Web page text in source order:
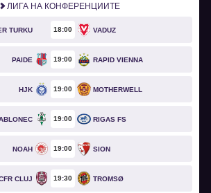
ЛИГА НА КОНФЕРЕНЦИИТЕ
TURKU 18 00 VADUZ
PAIDE 19 00 RAPID VIENNA
HJK 19 00 MOTHERWELL
19 00 RIGAS FS
NOAH 19 00 SION
CLUJ 19 30 TROMSØ